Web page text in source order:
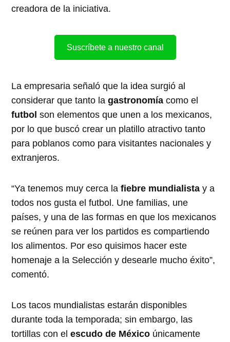
creadora de la iniciativa.
Suscríbete a nuestro canal
La empresaria señaló que la idea surgió al
considerar que tanto lagastronomía como el
futbol son elementos que unen a los mexicanos,
por lo que buscó crear un platillo atractivo tanto
para poblanos como para visitantes nacionales y
extranjeros.
“Ya tenemos muy cerca lafiebre mundialista y a
todos nos gusta el futbol. Une familias, une
países, y una de las formas en que los mexicanos
se reúnen para ver los partidos es compartiendo
los alimentos. Por eso quisimos hacer este
homenaje a la Selección y desearle mucho éxito”,
comentó.
Los tacos mundialistas estarán disponibles
durante toda la temporada; sin embargo, las
tortillas con elescudo de México únicamente